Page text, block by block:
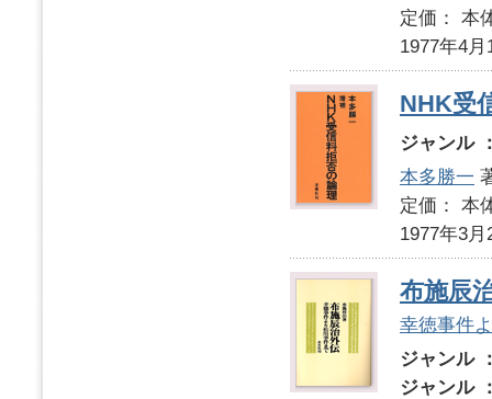
定価：
1977年4月
NHK受
ジャンル
本多勝一
定価：
1977年3月
布施辰
幸徳事件
ジャンル
ジャンル